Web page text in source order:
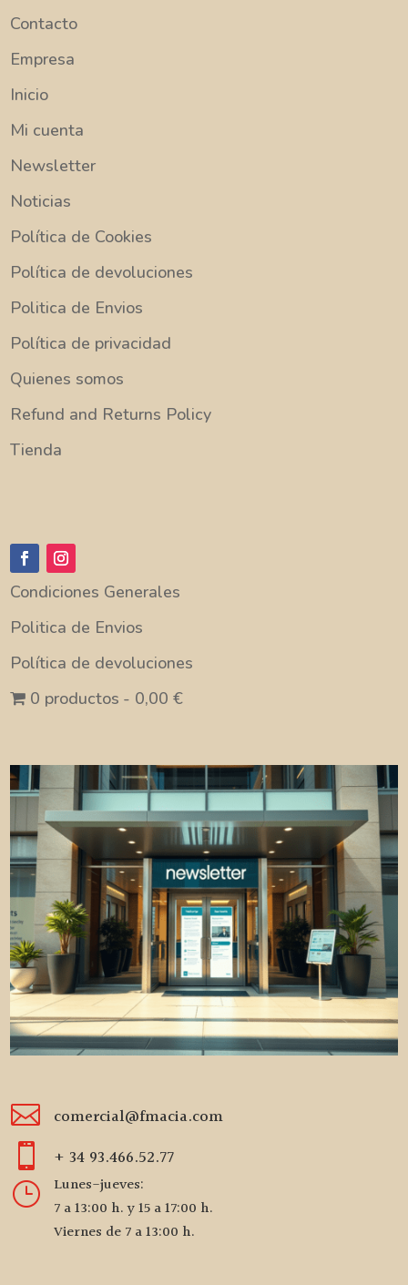
Contacto
Empresa
Inicio
Mi cuenta
Newsletter
Noticias
Política de Cookies
Política de devoluciones
Politica de Envios
Política de privacidad
Quienes somos
Refund and Returns Policy
Tienda
Condiciones Generales
Politica de Envios
Política de devoluciones
0 productos
0,00 €
 comercial@fmacia.com
 + 34 93.466.52.77
}
Lunes-jueves:
7 a 13:00 h. y 15 a 17:00 h.
Viernes de 7 a 13:00 h.